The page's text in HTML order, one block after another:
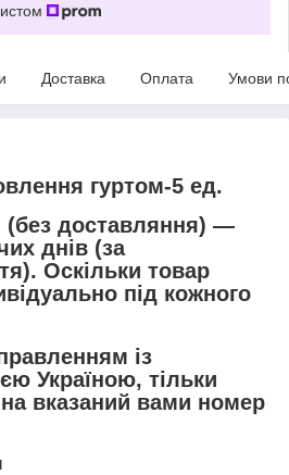
Доставка Оплата Умови
гуртом-5 ед.
(без доставляння) —
днів (за
Оскільки товар
під кожного
із
Україною, тільки
вказаний вами номер